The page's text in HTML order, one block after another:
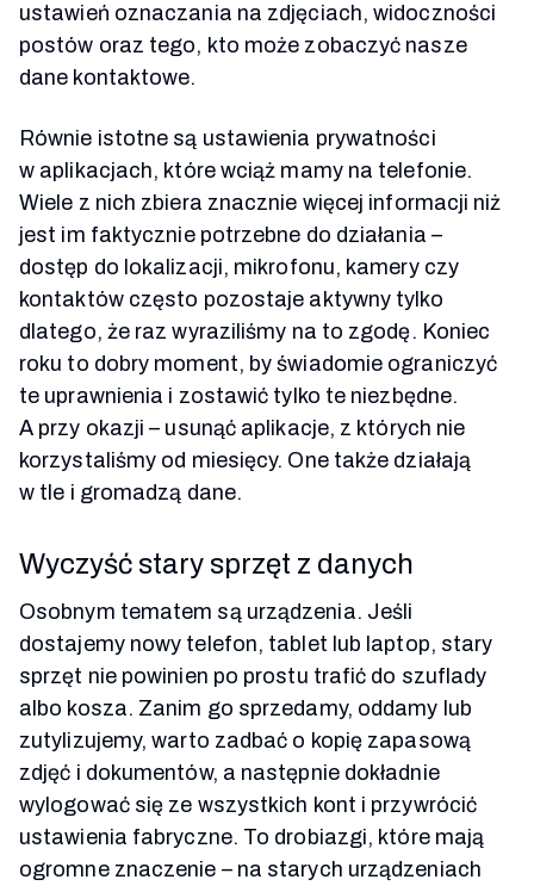
ustawień oznaczania na zdjęciach, widoczności
postów oraz tego, kto może zobaczyć nasze
dane kontaktowe.
Równie istotne są ustawienia prywatności
w aplikacjach, które wciąż mamy na telefonie.
Wiele z nich zbiera znacznie więcej informacji niż
jest im faktycznie potrzebne do działania –
dostęp do lokalizacji, mikrofonu, kamery czy
kontaktów często pozostaje aktywny tylko
dlatego, że raz wyraziliśmy na to zgodę. Koniec
roku to dobry moment, by świadomie ograniczyć
te uprawnienia i zostawić tylko te niezbędne.
A przy okazji – usunąć aplikacje, z których nie
korzystaliśmy od miesięcy. One także działają
w tle i gromadzą dane.
Wyczyść stary sprzęt z danych
Osobnym tematem są urządzenia. Jeśli
dostajemy nowy telefon, tablet lub laptop, stary
sprzęt nie powinien po prostu trafić do szuflady
albo kosza. Zanim go sprzedamy, oddamy lub
zutylizujemy, warto zadbać o kopię zapasową
zdjęć i dokumentów, a następnie dokładnie
wylogować się ze wszystkich kont i przywrócić
ustawienia fabryczne. To drobiazgi, które mają
ogromne znaczenie – na starych urządzeniach